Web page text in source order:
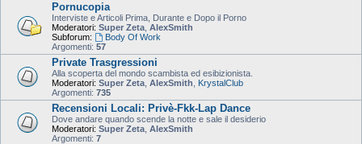
Pornucopia
Interviste e Articoli Prima, Durante e Dopo il Porno
Moderatori: Super Zeta AlexSmith
Subforum:
Body Of Work
Argomenti: 57
Private Trasgressioni
Alla scoperta del mondo scambista ed esibizionista.
Moderatori: Super Zeta AlexSmith
KrystalClub
Argomenti: 735
Recensioni Locali: Privè-Fkk-Lap Dance
Dove andare quando scende la notte e sale il desiderio
Moderatori: Super Zeta AlexSmith
Argomenti: 7